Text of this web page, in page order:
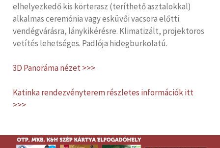
elhelyezkedő kis körterasz (teríthető asztalokkal)
alkalmas ceremónia vagy esküvői vacsora előtti
vendégvárásra, lánykikérésre. Klimatizált, projektoros
vetítés lehetséges. Padlója hidegburkolatú.
3D Panoráma nézet >>>
Katinka rendezvényterem részletes információk itt
>>>